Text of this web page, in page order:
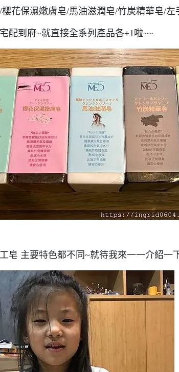
花保濕嫩膚皂/馬油滋潤皂/竹炭精華皂/左
配到府~就直接全系列產品各+1啦~~
皂 主要特色都不同~就待我來一一介紹一